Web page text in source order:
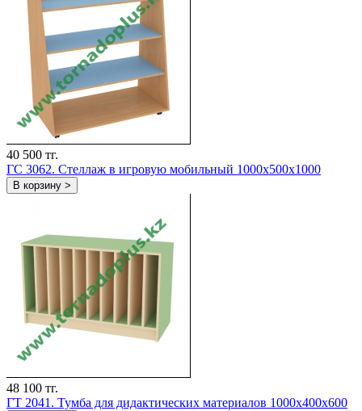
40 500 тг.
ГС 3062. Стеллаж в игровую мобильный 1000x500x1000
В корзину >
48 100 тг.
ГТ 2041. Тумба для дидактических материалов 1000x400x600